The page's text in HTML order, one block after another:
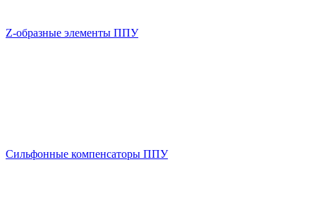
Z-образные элементы ППУ
Сильфонные компенсаторы ППУ